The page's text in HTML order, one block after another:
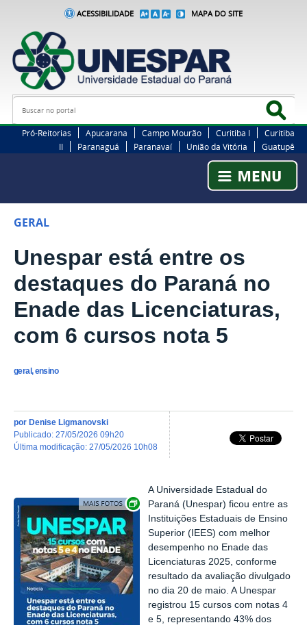
ACESSIBILIDADE MAPA DO SITE
Busca
Pró-Reitorias Apucarana Campo Mourão Curitiba I
Curitiba
II
Paranaguá Paranavaí União da Vitória Guatupê
GERAL
Unespar está entre os
destaques do Paraná no
Enade das Licenciaturas,
com 6 cursos nota 5
geral, ensino
por Denise Ligmanovski
publicado: 27/05/2026 09h20
última modificação: 27/05/2026 10h08
Exibir carrossel de imagens
A Universidade Estadual do
Paraná (Unespar) ficou entre as
Instituições Estaduais de Ensino
Superior (IEES) com melhor
desempenho no Enade das
Licenciaturas 2025, conforme
resultado da avaliação divulgado
no dia 20 de maio. A Unespar
registrou 15 cursos com notas 4
e 5, representando 43% dos